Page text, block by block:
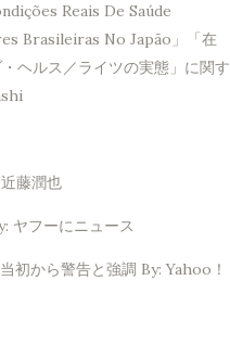
Reais De Saúde
Brasileiras No Japão」「在
ヘルス／ライツの実態」に関す
藤潤也
ヤフーにニュース
初から警告と強調 By: Yahoo！